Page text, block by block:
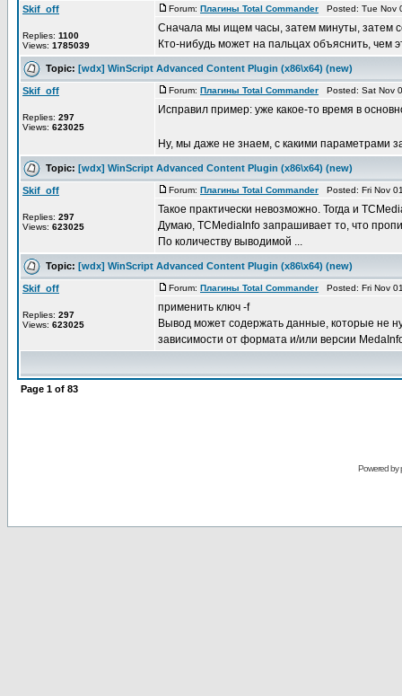
Skif_off
Replies: 1100
Views: 1785039
Forum: Плагины Total Commander Posted: Tue Nov
Сначала мы ищем часы, затем минуты, затем
Кто-нибудь может на пальцах объяснить, чем
Topic: [wdx] WinScript Advanced Content Plugin (x86\x64) (new)
Skif_off
Replies: 297
Views: 623025
Forum: Плагины Total Commander Posted: Sat Nov
Исправил пример: уже какое-то время в
Ну, мы даже не знаем, с какими параметрами
Topic: [wdx] WinScript Advanced Content Plugin (x86\x64) (new)
Skif_off
Replies: 297
Views: 623025
Forum: Плагины Total Commander Posted: Fri Nov
Такое практически невозможно. Тогда и
Думаю, TCMediaInfo запрашивает то, что
По количеству выводимой ...
Topic: [wdx] WinScript Advanced Content Plugin (x86\x64) (new)
Skif_off
Replies: 297
Views: 623025
Forum: Плагины Total Commander Posted: Fri Nov
применить ключ -f
Вывод может содержать данные, которые не
зависимости от формата и/или версии
Page 1 of 83
Powered by